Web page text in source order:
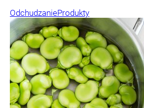
OdchudzanieProdukty